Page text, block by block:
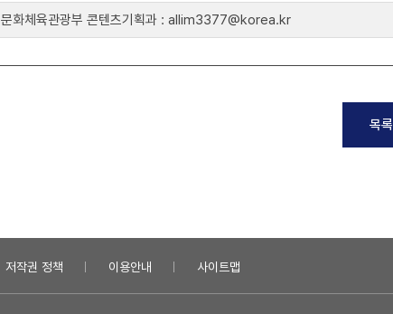
문화체육관광부 콘텐츠기획과 : allim3377@korea.kr
목
저작권 정책 이용안내 사이트맵